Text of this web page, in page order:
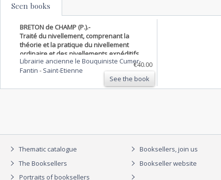
Seen books
BRETON de CHAMP (P.).-
Traité du nivellement, comprenant la
théorie et la pratique du nivellement
ordinaire et des nivellements expéditifs
dits préparatoires ou de reconnaissance.
Librairie ancienne le Bouquiniste Cumer-
Fantin - Saint-Etienne
€40.00
See the book
Thematic catalogue
The Booksellers
Portraits of booksellers
Booksellers, join us
Bookseller website